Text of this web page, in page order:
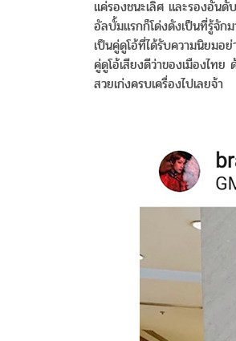
แค่รองชนะเลิศ และรองอัน
อัลบั้มแรกก็โด่งดังเป็นที่รู้จัก
เป็นคู่ดูโอ้ที่ได้รับความนิยมอ
คู่ดูโอ้เสียงดีว่าของเมืองไทย
สวยเก่งครบเครื่องไปเลยจ้า